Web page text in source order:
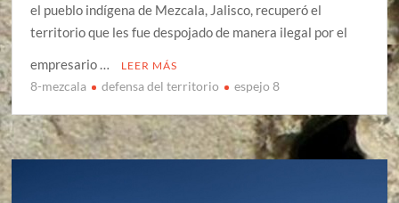
el pueblo indígena de Mezcala, Jalisco, recuperó el
territorio que les fue despojado de manera ilegal por el
empresario …
LEER MÁS
8-mezcala defensa del territorio espejo 8